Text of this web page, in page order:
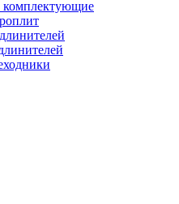
комплектующие